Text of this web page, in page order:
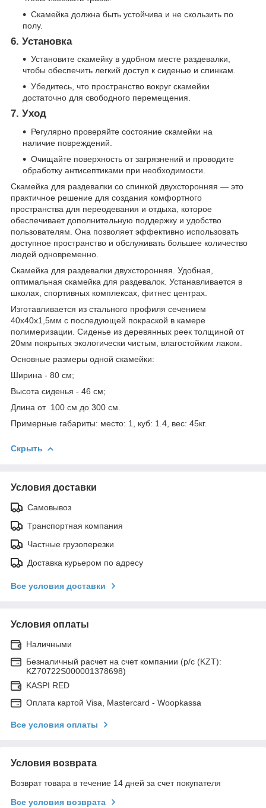
Скамейка должна быть устойчива и не скользить по
полу.
6. Установка
Установите скамейку в удобном месте раздевалки,
чтобы обеспечить легкий доступ к сиденью и спинкам.
Убедитесь, что пространство вокруг скамейки
достаточно для свободного перемещения.
7. Уход
Регулярно проверяйте состояние скамейки на
наличие повреждений.
Очищайте поверхность от загрязнений и проводите
обработку антисептиками при необходимости.
Скамейка для раздевалки со спинкой двухсторонняя — это
практичное решение для создания комфортного
пространства для переодевания и отдыха, которое
обеспечивает дополнительную поддержку и удобство
пользователям. Она позволяет эффективно использовать
доступное пространство и обслуживать большее количество
людей одновременно.
Скамейка для раздевалки двухсторонняя. Удобная,
оптимальная скамейка для раздевалок. Устанавливается в
школах, спортивных комплексах, фитнес центрах.
Изготавливается из стального профиля сечением
40х40х1,5мм с последующей покраской в камере
полимеризации. Сиденье из деревянных реек толщиной от
20мм покрытых экологически чистым, влагостойким лаком.
Основные размеры одной скамейки:
Ширина - 80 см;
Высота сиденья - 46 см;
Длина от 100 см до 300 см.
Примерные габариты: место: 1, куб: 1.4, вес: 45кг.
Скрыть
Условия доставки
Самовывоз
Транспортная компания
Частные грузоперезки
Доставка курьером по адресу
Все условия доставки
Условия оплаты
Наличными
Безналичный расчет на счет компании (р/с (KZT):
KZ70722S000001378698)
KASPI RED
Оплата картой Visa, Mastercard - Woopkassa
Все условия оплаты
Условия возврата
Возврат товара в течение 14 дней за счет покупателя
Все условия возврата